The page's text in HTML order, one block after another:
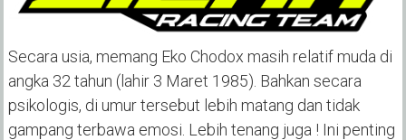
Secara usia, memang Eko Chodox masih relatif muda di
angka 32 tahun (lahir 3 Maret 1985). Bahkan secara
psikologis, di umur tersebut lebih matang dan tidak
gampang terbawa emosi. Lebih tenang juga ! Ini penting